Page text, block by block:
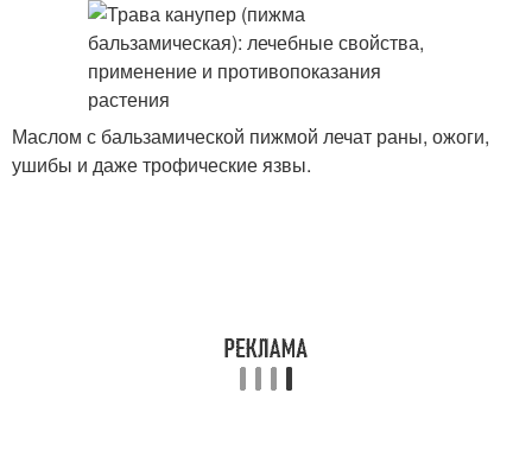
Маслом с бальзамической пижмой лечат раны, ожоги,
ушибы и даже трофические язвы.